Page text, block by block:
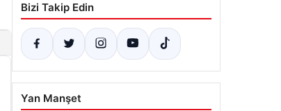
Bizi Takip Edin
Yan Manşet